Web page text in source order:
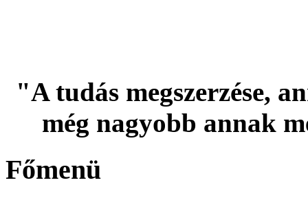
"A tudás megszerzése,
még nagyobb annak
Főmenü